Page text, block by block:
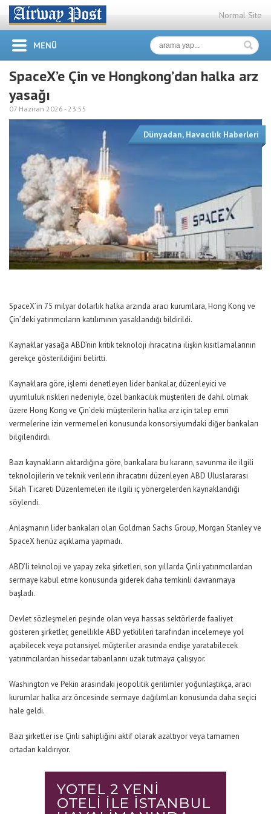
Normal Site
MENÜ
SpaceX’e Çin ve Hongkong’dan halka arz
yasağı
07 Haziran 2026 -23:55
Dünyadan, Havacılık Haberleri
SpaceX’in 75 milyar dolarlık halka arzında aracı kurumlara, Hong Kong ve
Çin’deki yatırımcıların katılımının yasaklandığı bildirildi.
Kaynaklar yasağa ABD’nin kritik teknoloji ihracatına ilişkin kısıtlamalarının
gerekçe gösterildiğini belirtti.
Kaynaklara göre, işlemi denetleyen lider bankalar, düzenleyici ve
uyumluluk riskleri nedeniyle, özel bankacılık müşterileri de dahil olmak
üzere Hong Kong ve Çin’deki müşterilerin halka arz için talep emri
vermelerine izin vermemeleri konusunda konsorsiyumdaki diğer bankaları
bilgilendirdi.
Bazı kaynakların aktardığına göre, bankalara bu kararın, savunma ile ilgili
teknolojilerin ve teknik verilerin ihracatını düzenleyen ABD Uluslararası
Silah Ticareti Düzenlemeleri ile ilgili iç yönergelerden kaynaklandığı
söylendi.
Anlaşmanın lider bankaları olan Goldman Sachs Group, Morgan Stanley ve
SpaceX henüz açıklama yapmadı.
ABD’li teknoloji ve yapay zeka şirketleri, son yıllarda Çinli yatırımcılardan
sermaye kabul etme konusunda giderek daha temkinli davranmaya
başladı.
Devlet sözleşmeleri peşinde olan veya hassas sektörlerde faaliyet
gösteren şirketler, genellikle ABD yetkilileri tarafından incelemeye yol
açabilecek veya potansiyel müşteriler arasında endişe yaratabilecek
yatırımcılardan hissedar tabanlarını uzak tutmaya çalışıyor.
Washington ve Pekin arasındaki jeopolitik gerilimler yoğunlaştıkça, aracı
kurumlar halka arz öncesinde sermaye dağılımları konusunda daha seçici
hale geldi.
Bazı şirketler ise Çinli sahipliğini aktif olarak azaltıyor veya tamamen
ortadan kaldırıyor.